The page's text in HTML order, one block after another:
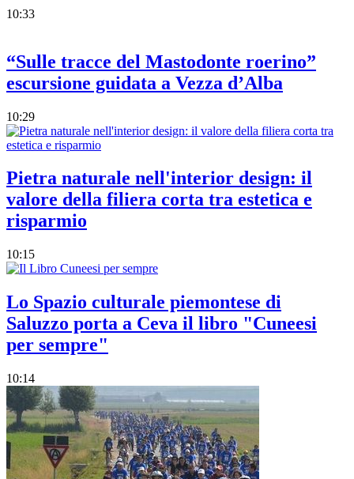
10:33
“Sulle tracce del Mastodonte roerino”
escursione guidata a Vezza d’Alba
10:29
Pietra naturale nell'interior design: il
valore della filiera corta tra estetica e
risparmio
10:15
Lo Spazio culturale piemontese di
Saluzzo porta a Ceva il libro "Cuneesi
per sempre"
10:14